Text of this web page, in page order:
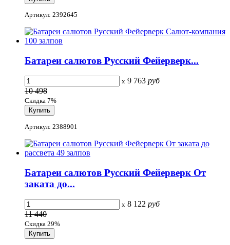
Артикул: 2392645
Батареи салютов Русский Фейерверк...
x 9 763 руб
10 498
Скидка 7%
Артикул: 2388901
Батареи салютов Русский Фейерверк От
заката до...
x 8 122 руб
11 440
Скидка 29%